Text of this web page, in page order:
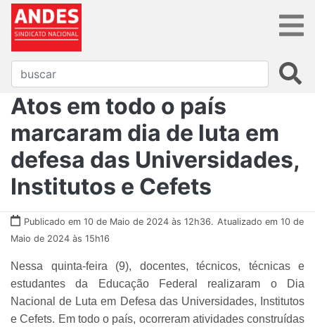
Atos em todo o país
marcaram dia de luta em
defesa das Universidades,
Institutos e Cefets
Publicado em 10 de Maio de 2024 às 12h36. Atualizado em 10 de
Maio de 2024 às 15h16
Nessa quinta-feira (9), docentes, técnicos, técnicas e
estudantes da Educação Federal realizaram o Dia
Nacional de Luta em Defesa das Universidades, Institutos
e Cefets. Em todo o país, ocorreram atividades construídas